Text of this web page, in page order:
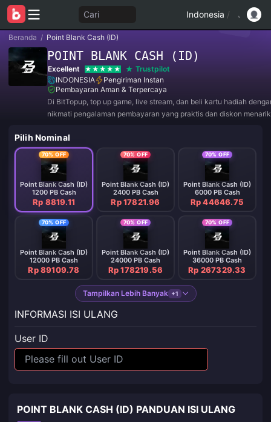
Cari Indonesia /
Beranda / Point Blank Cash (ID)
POINT BLANK CASH (ID)
Excellent
Trustpilot
INDONESIA
Pengiriman Instan
Pembayaran Aman & Terpercaya
Di BitTopup, top up game, live stream, dan beli kartu hadiah
nikmati pengalaman pembayaran yang praktis dan diskon
Pilih Nominal
70% OFF
Point Blank Cash (ID)
1200 PB Cash
Rp 8819.11
70% OFF
Point Blank Cash (ID)
2400 PB Cash
Rp 17821.96
70% OFF
Point Blank Cash (ID)
6000 PB Cash
Rp 44646.75
70% OFF
Point Blank Cash (ID)
12000 PB Cash
Rp 89109.78
70% OFF
Point Blank Cash (ID)
24000 PB Cash
Rp 178219.56
70% OFF
Point Blank Cash (ID)
36000 PB Cash
Rp 267329.33
Tampilkan Lebih Banyak +1
INFORMASI ISI ULANG
User ID
POINT BLANK CASH (ID) PANDUAN ISI ULANG